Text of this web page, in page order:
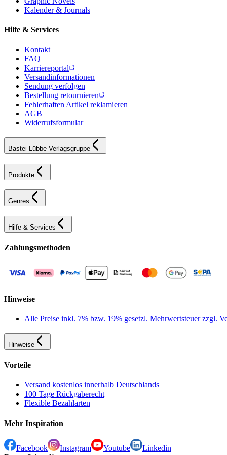
Kalender & Journals
Hilfe & Services
Kontakt
FAQ
Karriereportal
Versandinformationen
Sendung verfolgen
Bestellung retournieren
Fehlerhaften Artikel reklamieren
AGB
Widerrufsformular
Bastei Lübbe Verlagsgruppe
Produkte
Genres
Hilfe & Services
Zahlungsmethoden
Hinweise
Alle Preise inkl. 7% bzw. 19% gesetzl. Mehrwertsteuer zzgl.
Hinweise
Vorteile
Versand kostenlos innerhalb Deutschlands
100 Tage Rückgaberecht
Flexible Bezahlarten
Mehr Inspiration
Facebook Instagram Youtube
Linkedin